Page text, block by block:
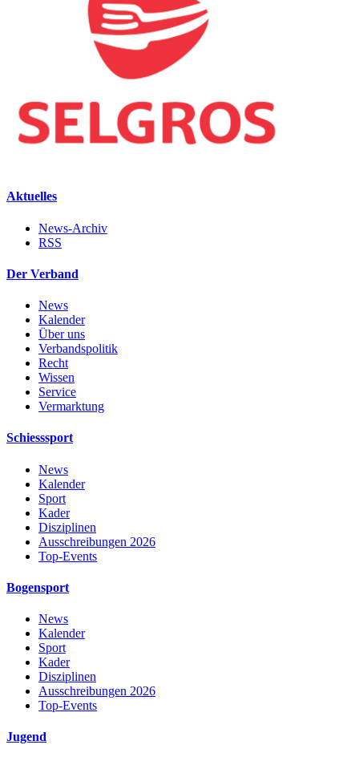
Aktuelles
News-Archiv
RSS
Der Verband
News
Kalender
Über uns
Verbandspolitik
Recht
Wissen
Service
Vermarktung
Schiesssport
News
Kalender
Sport
Kader
Disziplinen
Ausschreibungen 2026
Top-Events
Bogensport
News
Kalender
Sport
Kader
Disziplinen
Ausschreibungen 2026
Top-Events
Jugend